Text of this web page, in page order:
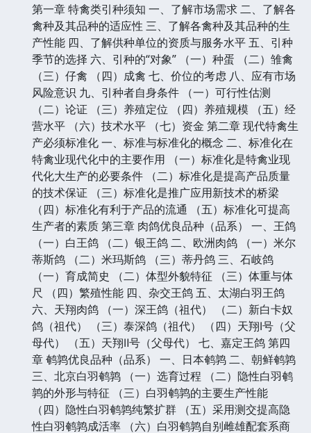
第一章 特禽类引种须知 一、了解市场需求 二、了解各
禽种及其品种的适应性 三、了解各禽种及其品种的生
产性能 四、了解供种单位的资质与服务水平 五、引种
季节的选择 六、引种的“对象” （一）种蛋 （二）雏禽
（三）仔禽 （四）成禽 七、价位的考虑 八、应有市场
风险意识 九、引种者自身条件 （一）可行性估测
（二）论证 （三）养殖定位 （四）养殖规模 （五）经
营水平 （六）技术水平 （七）资金 第二章 现代特禽生
产必须标准化 一、标准与标准化的概念 二、标准化在
特禽业现代化中的主要作用 （一）标准化是特禽业现
代化大生产的必要条件 （二）标准化是提高产品质量
的技术保证 （三）标准化是推广应用新技术的桥梁
（四）标准化有利于产品的流通 （五）标准化可提高
生产者的素质 第三章 肉鸽优良品种（品系） 一、王鸽
（一）白王鸽 （二）银王鸽 二、欧洲肉鸽 （一）米尔
蒂斯鸽 （二）米玛斯鸽 （三）蒂丹鸽 三、石岐鸽
（一）育成简史 （二）体型外貌特征 （三）体重与体
尺 （四）繁殖性能 四、杂交王鸽 五、太湖白羽王鸽
六、天翔肉鸽 （一）深王鸽（祖代） （二）新白卡奴
鸽（祖代） （三）泰深鸽（祖代） （四）天翔Ⅰ号（父
母代） （五）天翔Ⅱ号（父母代） 七、嘉定王鸽 第四
章 鹌鹑优良品种（品系） 一、日本鹌鹑 二、朝鲜鹌鹑
三、北京白羽鹌鹑 （一）选育过程 （二）隐性白羽鹌
鹑的外形与特征 （三）白羽鹌鹑的主要生产性能
（四）隐性白羽鹌鹑纯繁扩群 （五）采用测交提高隐
性白羽鹌鹑成活率 （六）白羽鹌鹑自别雌雄配套系商